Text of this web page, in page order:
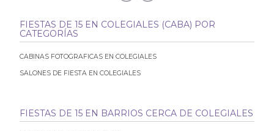
FIESTAS DE 15 EN COLEGIALES (CABA) POR
CATEGORÍAS
CABINAS FOTOGRAFICAS EN COLEGIALES
SALONES DE FIESTA EN COLEGIALES
FIESTAS DE 15 EN BARRIOS CERCA DE COLEGIALES